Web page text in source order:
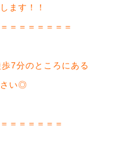
ます！！
＝＝＝＝＝＝＝
7分のところにある
さい◎
＝＝＝＝＝＝